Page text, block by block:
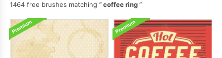
1464 free brushes matching
coffee ring